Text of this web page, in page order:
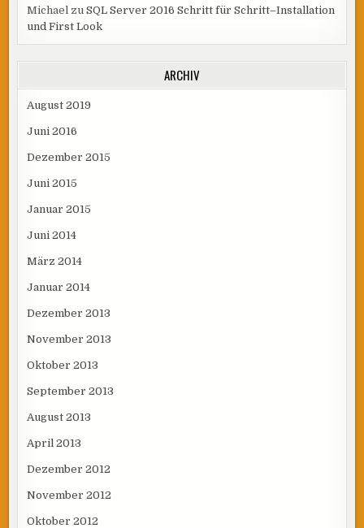
Michael zuSQL Server 2016 Schritt für Schritt–Installation
und First Look
ARCHIV
August 2019
Juni 2016
Dezember 2015
Juni 2015
Januar 2015
Juni 2014
März 2014
Januar 2014
Dezember 2013
November 2013
Oktober 2013
September 2013
August 2013
April 2013
Dezember 2012
November 2012
Oktober 2012